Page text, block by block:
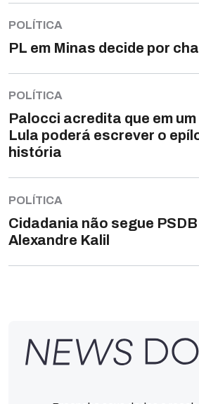
POLÍTICA
PL em Minas decide por
POLÍTICA
Palocci acredita que em
Lula poderá escrever o
história
POLÍTICA
Cidadania não segue
Alexandre Kalil